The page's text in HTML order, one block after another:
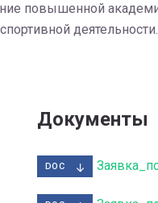
повышенной
деятельности.
Документы
DOC